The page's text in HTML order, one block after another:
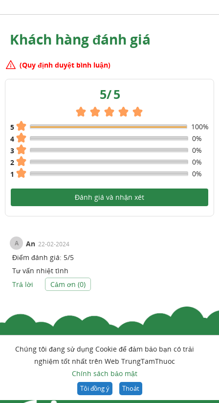
Khách hàng đánh giá
(Quy định duyệt bình luận)
5/5
5
100%
4
0%
3
0%
2
0%
1
0%
Đánh giá và nhận xét
A An 22-02-2024
Điểm đánh giá: 5/5
Tư vấn nhiệt tình
Trả lời
Cảm ơn (0)
Chúng tôi đang sử dụng Cookie để đảm bảo bạn có trải
nghiệm tốt nhất trên Web TrungTamThuoc
Chính sách bảo mật
Tôi đồng ý Thoát